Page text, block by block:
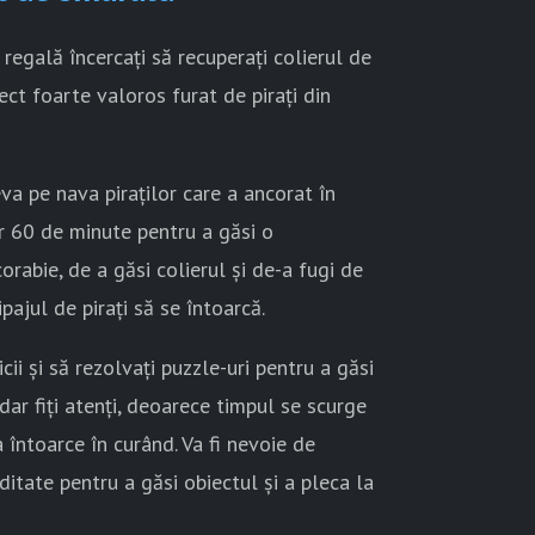
încercați să recuperați colierul de
foarte valoros furat de pirați din
pe nava piraților care a ancorat în
de minute pentru a găsi o
de a găsi colierul și de-a fugi de
de pirați să se întoarcă.
și să rezolvați puzzle-uri pentru a găsi
fiți atenți, deoarece timpul se scurge
în curând. Va fi nevoie de
pentru a găsi obiectul și a pleca la